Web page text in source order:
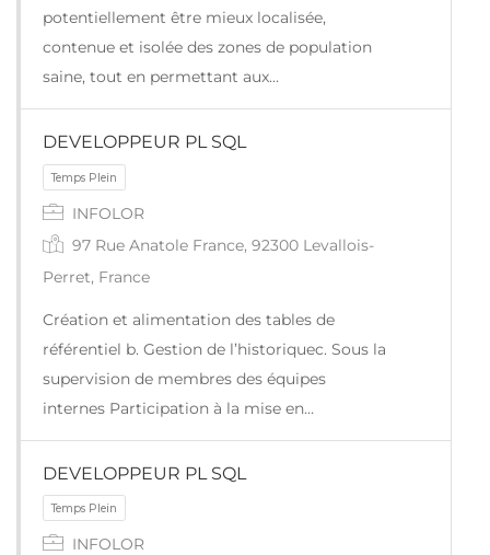
Temps Plein
Temps Plein
potentiellement être mieux localisée,
contenue et isolée des zones de population
saine, tout en permettant aux…
DEVELOPPEUR PL SQL
INFOLOR
97 Rue Anatole France, 92300 Levallois-
Perret, France
Création et alimentation des tables de
référentiel b. Gestion de l’historiquec. Sous la
supervision de membres des équipes
internes Participation à la mise en…
DEVELOPPEUR PL SQL
INFOLOR